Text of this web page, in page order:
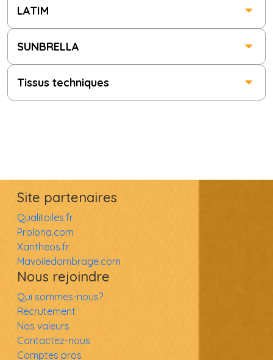
LATIM
SUNBRELLA
Tissus techniques
Site partenaires
Qualitoiles.fr
Prolona.com
Xantheos.fr
Mavoiledombrage.com
Nous rejoindre
Qui sommes-nous?
Recrutement
Nos valeurs
Contactez-nous
Comptes pros